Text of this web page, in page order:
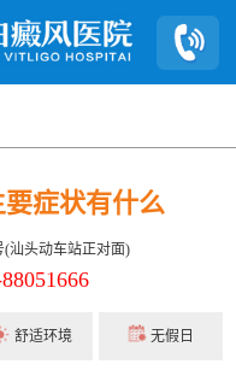
症状有什么
(汕头动车站正对面)
舒适环境 无假日